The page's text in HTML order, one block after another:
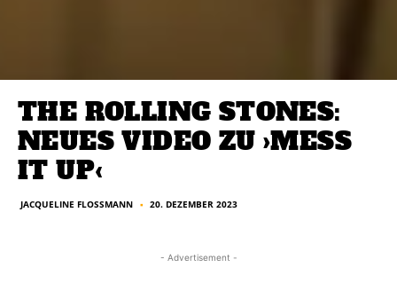
THE ROLLING STONES:
NEUES VIDEO ZU ›MESS
IT UP‹
JACQUELINE FLOSSMANN ■ 20. DEZEMBER 2023
- Advertisement -